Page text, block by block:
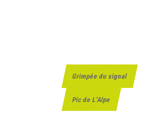
N
a
v
i
Grimpée du signal
Pic de L’Alpe